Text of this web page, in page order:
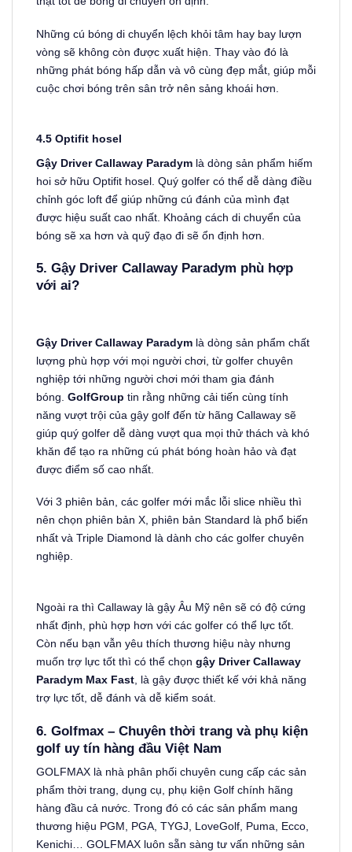
Những cú bóng di chuyển lệch khỏi tâm hay bay lượn
vòng sẽ không còn được xuất hiện. Thay vào đó là
những phát bóng hấp dẫn và vô cùng đẹp mắt, giúp mỗi
cuộc chơi bóng trên sân trở nên sảng khoái hơn.
4.5 Optifit hosel
Gậy Driver Callaway Paradym là dòng sản phẩm hiếm
hoi sở hữu Optifit hosel. Quý golfer có thể dễ dàng điều
chỉnh góc loft để giúp những cú đánh của mình đạt
được hiệu suất cao nhất. Khoảng cách di chuyển của
bóng sẽ xa hơn và quỹ đạo đi sẽ ổn định hơn.
5. Gậy Driver Callaway Paradym phù hợp
với ai?
Gậy Driver Callaway Paradym là dòng sản phẩm chất
lượng phù hợp với mọi người chơi, từ golfer chuyên
nghiệp tới những người chơi mới tham gia đánh
bóng. GolfGroup tin rằng những cải tiến cùng tính
năng vượt trội của gậy golf đến từ hãng Callaway sẽ
giúp quý golfer dễ dàng vượt qua mọi thử thách và khó
khăn để tạo ra những cú phát bóng hoàn hảo và đạt
được điểm số cao nhất.
Với 3 phiên bản, các golfer mới mắc lỗi slice nhiều thì
nên chọn phiên bản X, phiên bản Standard là phổ biến
nhất và Triple Diamond là dành cho các golfer chuyên
nghiệp.
Ngoài ra thì Callaway là gậy Âu Mỹ nên sẽ có độ cứng
nhất định, phù hợp hơn với các golfer có thể lực tốt.
Còn nếu bạn vẫn yêu thích thương hiệu này nhưng
muốn trợ lực tốt thì có thể chọn gậy Driver Callaway
Paradym Max Fast , là gậy được thiết kế với khả năng
trợ lực tốt, dễ đánh và dễ kiểm soát.
6. Golfmax – Chuyên thời trang và phụ kiện
golf uy tín hàng đầu Việt Nam
GOLFMAX là nhà phân phối chuyên cung cấp các sản
phẩm thời trang, dụng cụ, phụ kiện Golf chính hãng
hàng đầu cả nước. Trong đó có các sản phẩm mang
thương hiệu PGM, PGA, TYGJ, LoveGolf, Puma, Ecco,
Kenichi… GOLFMAX luôn sẵn sàng tư vấn những sản